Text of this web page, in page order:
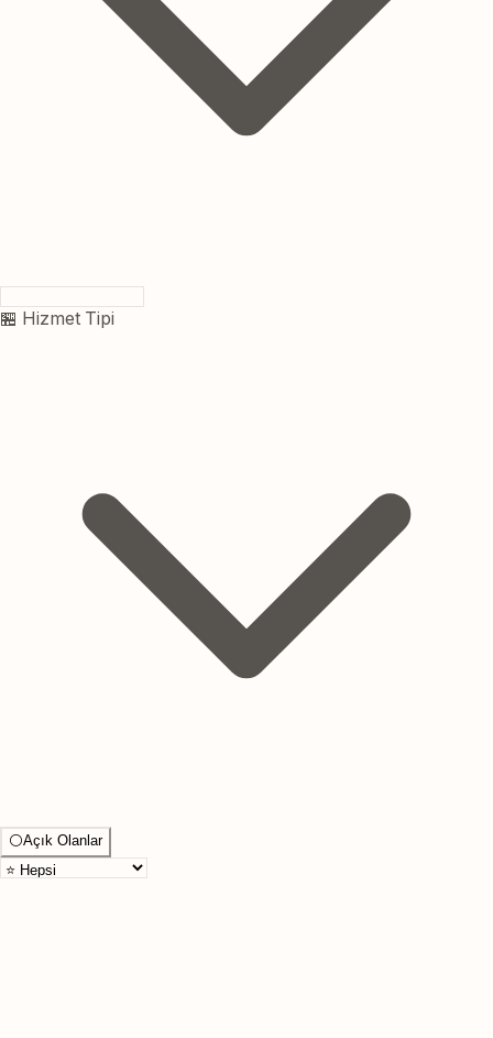
🏪 Hizmet Tipi
⚪Açık Olanlar